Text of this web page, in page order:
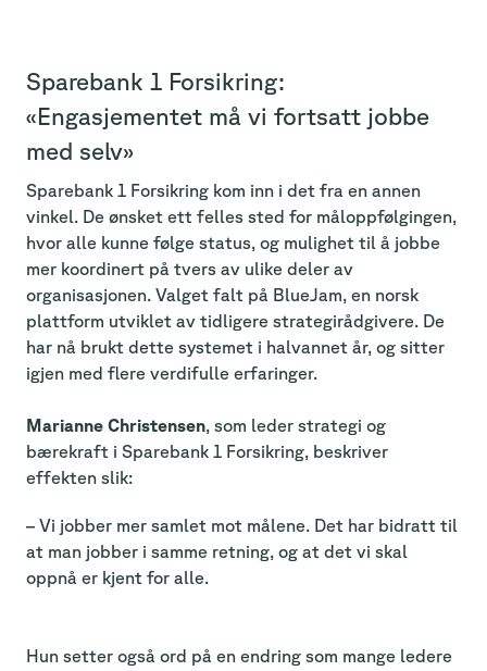
Sparebank 1 Forsikring:
«Engasjementet må vi fortsatt jobbe
med selv»
Sparebank 1 Forsikring kom inn i det fra en annen
vinkel. De ønsket ett felles sted for måloppfølgingen,
hvor alle kunne følge status, og mulighet til å jobbe
mer koordinert på tvers av ulike deler av
organisasjonen. Valget falt på BlueJam, en norsk
plattform utviklet av tidligere strategirådgivere. De
har nå brukt dette systemet i halvannet år, og sitter
igjen med flere verdifulle erfaringer.
Marianne Christensen, som leder strategi og
bærekraft i Sparebank 1 Forsikring, beskriver
effekten slik:
– Vi jobber mer samlet mot målene. Det har bidratt til
at man jobber i samme retning, og at det vi skal
oppnå er kjent for alle.
Hun setter også ord på en endring som mange ledere